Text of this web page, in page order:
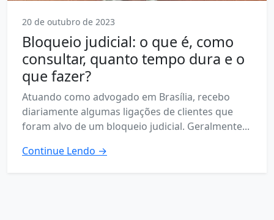
20 de outubro de 2023
Bloqueio judicial: o que é, como
consultar, quanto tempo dura e o
que fazer?
Atuando como advogado em Brasília, recebo
diariamente algumas ligações de clientes que
foram alvo de um bloqueio judicial. Geralmente...
Continue Lendo →